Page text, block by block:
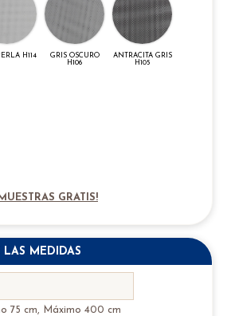
H114
GRIS OSCURO
H106
ANTRACITA GRIS
H105
GRATIS!
LAS MEDIDAS
75 cm, Máximo 400 cm